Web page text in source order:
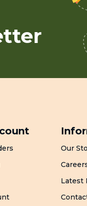
Our
Latest